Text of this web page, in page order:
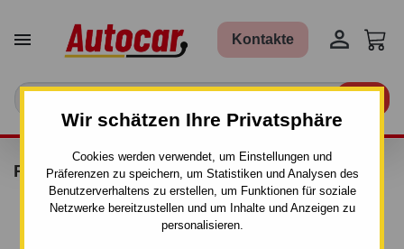
Wir schätzen Ihre Privatsphäre
Cookies werden verwendet, um Einstellungen und
Präferenzen zu speichern, um Statistiken und Analysen des
Benutzerverhaltens zu erstellen, um Funktionen für soziale
Netzwerke bereitzustellen und um Inhalte und Anzeigen zu
personalisieren.
 Kontakte 
RATSCHENGURT 6M, 5T